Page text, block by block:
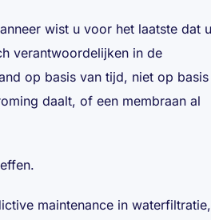
wist u voor het laatste dat
verantwoordelijken in de
op basis van tijd, niet op
daalt, of een membraan al
maintenance in